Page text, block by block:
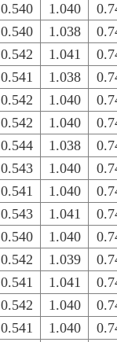
0.540 1.040
0.540 1.038
0.542 1.041
0.541 1.038
0.542 1.040
0.542 1.040
0.544 1.038
0.543 1.040
0.541 1.040
0.543 1.041
0.540 1.040
0.542 1.039
0.541 1.041
0.542 1.040
0.541 1.040